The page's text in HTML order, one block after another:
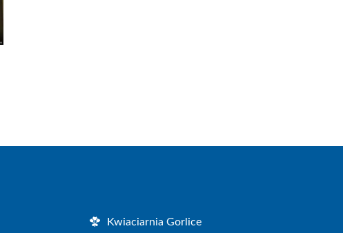
Kwiaciarnia Gorlice